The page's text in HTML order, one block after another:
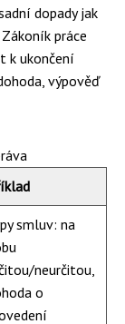
dopady jak
práce
k ukončení
výpověď
smluv: na
neurčitou,
o